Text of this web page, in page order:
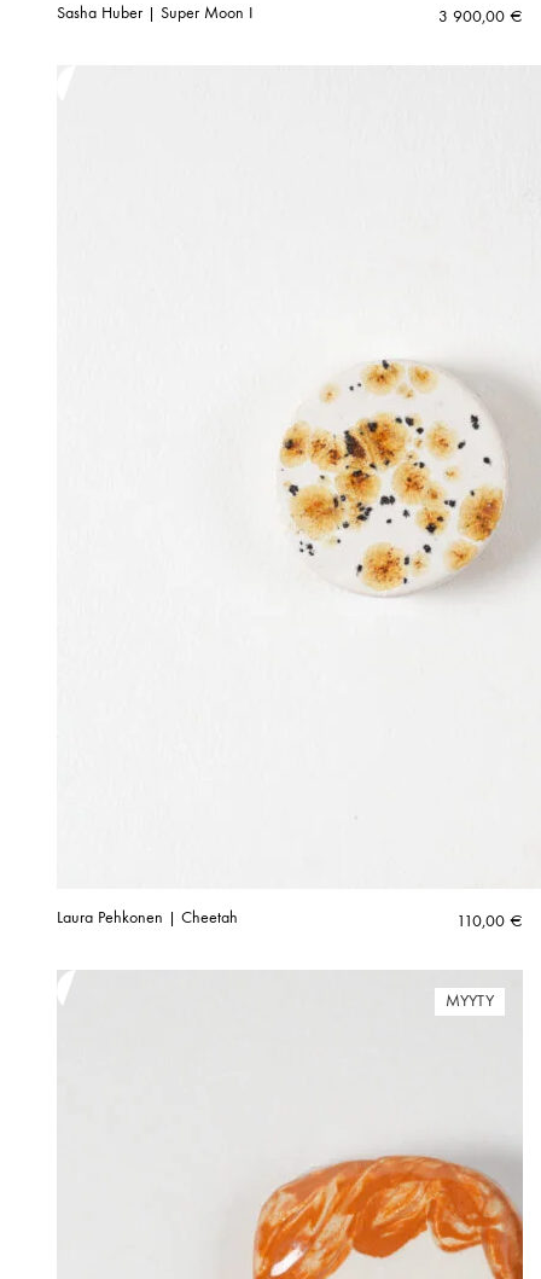
Sasha Huber | Super Moon I 3 900,00 €
Laura Pehkonen | Cheetah 110,00 €
MYYTY